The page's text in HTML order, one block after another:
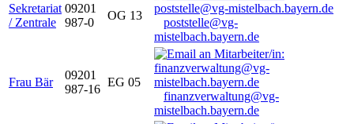
Sekretariat
/ Zentrale
09201
987-0
OG 13
poststelle@vg-
mistelbach.bayern.de
Frau Bär
09201
987-16
EG 05
finanzverwaltung@vg-
mistelbach.bayern.de